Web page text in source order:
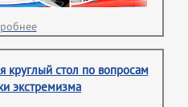
круглый стол по вопросам
экстремизма